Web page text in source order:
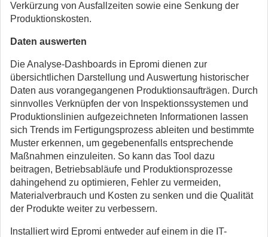
Verkürzung von Ausfallzeiten sowie eine Senkung der
Produktionskosten.
Daten auswerten
Die Analyse-Dashboards in Epromi dienen zur
übersichtlichen Darstellung und Auswertung historischer
Daten aus vorangegangenen Produktionsaufträgen. Durch
sinnvolles Verknüpfen der von Inspektionssystemen und
Produktionslinien aufgezeichneten Informationen lassen
sich Trends im Fertigungsprozess ableiten und bestimmte
Muster erkennen, um gegebenenfalls entsprechende
Maßnahmen einzuleiten. So kann das Tool dazu
beitragen, Betriebsabläufe und Produktionsprozesse
dahingehend zu optimieren, Fehler zu vermeiden,
Materialverbrauch und Kosten zu senken und die Qualität
der Produkte weiter zu verbessern.
Installiert wird Epromi entweder auf einem in die IT-